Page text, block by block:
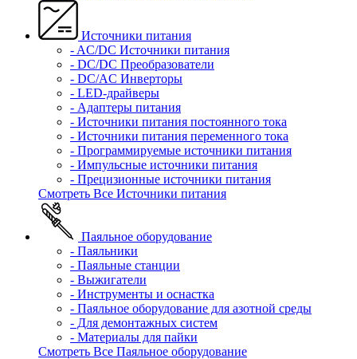
Источники питания
- AC/DC Источники питания
- DC/DC Преобразователи
- DC/AC Инверторы
- LED-драйверы
- Адаптеры питания
- Источники питания постоянного тока
- Источники питания переменного тока
- Программируемые источники питания
- Импульсные источники питания
- Прецизионные источники питания
Смотреть Все Источники питания
Паяльное оборудование
- Паяльники
- Паяльные станции
- Выжигатели
- Инструменты и оснастка
- Паяльное оборудование для азотной среды
- Для демонтажных систем
- Материалы для пайки
Смотреть Все Паяльное оборудование